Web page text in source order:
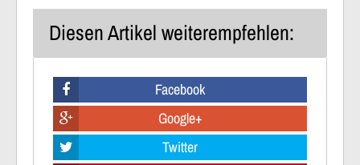
Diesen Artikel weiterempfehlen:
Facebook
Google+
Twitter